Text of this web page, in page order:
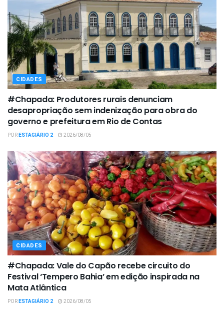
CIDADES
#Chapada: Produtores rurais denunciam
desapropriação sem indenização para obra do
governo e prefeitura em Rio de Contas
PORESTAGIÁRIO 2 2026/08/05
CIDADES
#Chapada: Vale do Capão recebe circuito do
Festival ‘Tempero Bahia’ em edição inspirada na
Mata Atlântica
PORESTAGIÁRIO 2 2026/08/05